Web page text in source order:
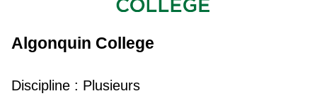
Algonquin College
Discipline : Plusieurs